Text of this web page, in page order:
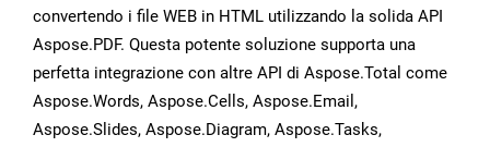
convertendo i file WEB in HTML utilizzando la solida API
Aspose.PDF. Questa potente soluzione supporta una
perfetta integrazione con altre API di Aspose.Total come
Aspose.Words, Aspose.Cells, Aspose.Email,
Aspose.Slides, Aspose.Diagram, Aspose.Tasks,